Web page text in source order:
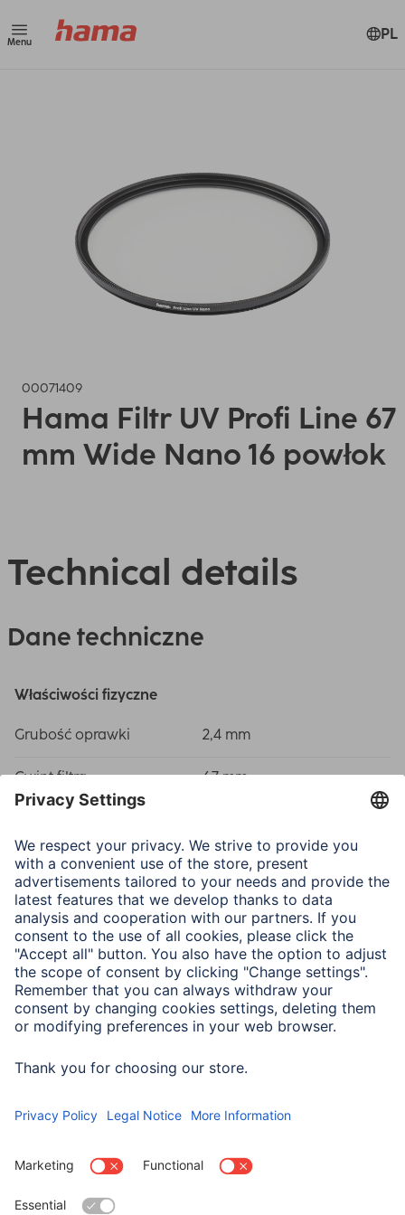
Menu PL
00071409
Hama Filtr UV Profi Line 67
mm Wide Nano 16 powłok
Technical details
Dane techniczne
Właściwości fizyczne
Grubość oprawki 2,4 mm
Gwint filtra 67 mm
Powłoki
NMC16 (Nano Multi-
Coated 16-fold)
Rodzaj UV Protection Filter
Typ filtra Filtr UV
Typ szkła Wysokiej jakości szkło